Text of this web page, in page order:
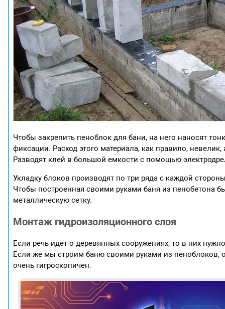
Чтобы закрепить пеноблок для бани, на него наносят
фиксации. Расход этого материала, как правило,
Разводят клей в большой емкости с помощью
Укладку блоков производят по три ряда с каждой
Чтобы построенная своими руками баня из пенобетона
металлическую сетку.
Монтаж гидроизоляционного слоя
Если речь идет о деревянных сооружениях, то в них
Если же мы строим баню своими руками из пеноблоков,
очень гигроскопичен.